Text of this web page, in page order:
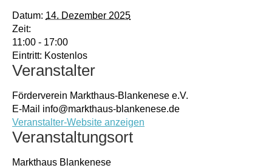
Datum: 14. Dezember 2025
Zeit:
11:00 - 17:00
Eintritt: Kostenlos
Veranstaltungsort
Markthaus Blankenese
Veranstalter
Förderverein Markthaus-Blankenese e.V.
E-Mail info@markthaus-blankenese.de
Veranstalter-Website anzeigen